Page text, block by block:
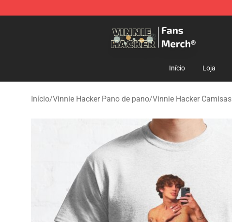
Início Loja
Início/Vinnie Hacker Pano de pano/Vinnie Hacker Camisas